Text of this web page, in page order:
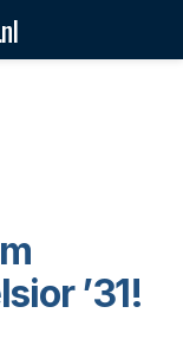
’31!